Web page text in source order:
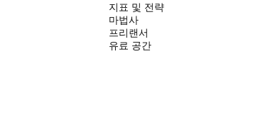
지표 및 전략
마법사
프리랜서
유료 공간